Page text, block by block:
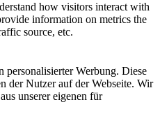
how visitors interact with
information on metrics the
source, etc.
Werbung. Diese
der Nutzer auf der Webseite. Wir
unserer eigenen für